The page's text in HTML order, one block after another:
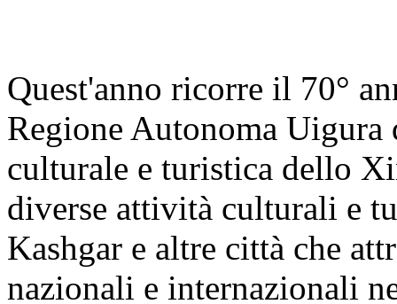
Quest'anno ricorre il 70°
Regione Autonoma
culturale e turistica dello
diverse attività culturali e
Kashgar e altre città che
nazionali e internazionali